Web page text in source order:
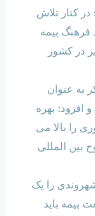
کنار تلاش
فرهنگ بیمه
در کشور
به عنوان
افزود: بهره
را بالا می
بین المللی
را یک
بیمه باید